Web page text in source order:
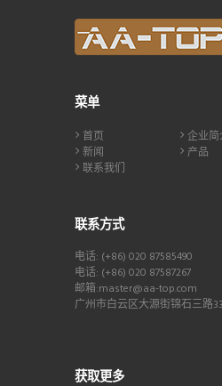
菜单
首页
企业
新闻
产品
联系我们
联系方式
电话: (+86) 020 87585490
电话: (+86) 020 87587267
邮箱:master@aa-top.com
广州市白云区大源街锦石三路
获取更多